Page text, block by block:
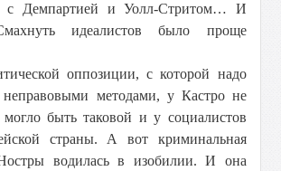
с Демпартией и Уолл-Стритом… И
идеалистов было проще
оппозиции, с которой надо
неправовыми методами, у Кастро не
быть таковой и у социалистов
страны. А вот криминальная
водилась в изобилии. И она